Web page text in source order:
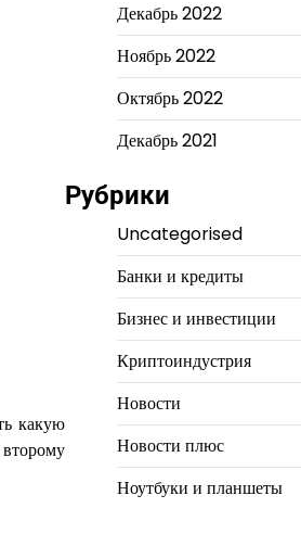
какую
Декабрь 2022
Ноябрь 2022
Октябрь 2022
Декабрь 2021
Рубрики
Uncategorised
Банки и кредиты
Бизнес и инвестиции
Криптоиндустрия
Новости
Новости плюс
Ноутбуки и планшеты